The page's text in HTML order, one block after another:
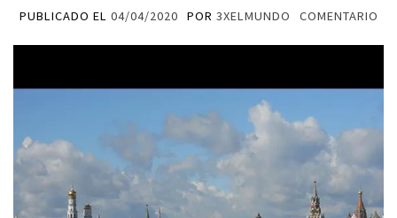
PUBLICADO EL 04/04/2020 POR 3XELMUNDO COMENTARIO